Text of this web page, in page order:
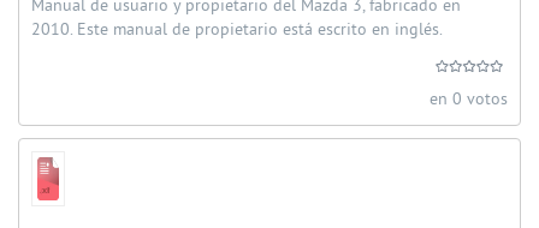
Manual de usuario y propietario del Mazda 3, fabricado en
2010. Este manual de propietario está escrito en inglés.
en 0 votos